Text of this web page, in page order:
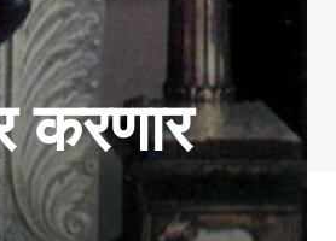
करणार